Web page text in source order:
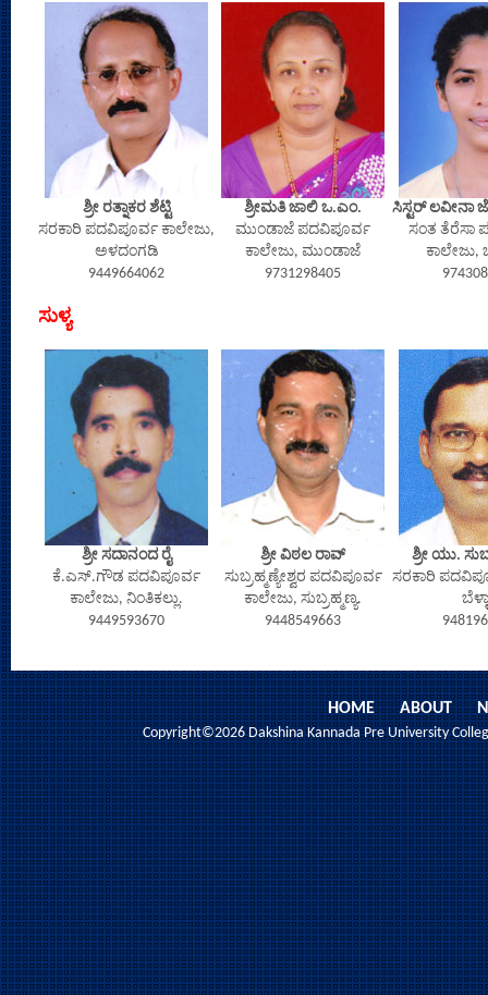
ಶ್ರೀ ರತ್ನಾಕರ ಶೆಟ್ಟಿ
ಸರಕಾರಿ ಪದವಿಪೂರ್ವ ಕಾಲೇಜು,
ಅಳದಂಗಡಿ
9449664062
ಶ್ರೀಮತಿ ಜಾಲಿ ಒ.ಎಂ.
ಮುಂಡಾಜೆ ಪದವಿಪೂರ್ವ
ಕಾಲೇಜು, ಮುಂಡಾಜೆ
9731298405
ಸಿಸ್ಟರ್ ಲವೀನಾ
ಸಂತ ತೆರೆಸಾ
ಕಾಲೇಜು,
ಸುಳ್ಯ
ಶ್ರೀ ಸದಾನಂದ ರೈ
ಕೆ.ಎಸ್.ಗೌಡ ಪದವಿಪೂರ್ವ
ಕಾಲೇಜು, ನಿಂತಿಕಲ್ಲು.
9449593670
ಶ್ರೀ ವಿಠಲ ರಾವ್
ಸುಬ್ರಹ್ಮಣ್ಯೇಶ್ವರ ಪದವಿಪೂರ್ವ
ಕಾಲೇಜು, ಸುಬ್ರಹ್ಮಣ್ಯ.
9448549663
ಶ್ರೀ ಯು.
ಸರಕಾರಿ
HOME ABOUT
Copyright©2026 Dakshina Kannada Pre University